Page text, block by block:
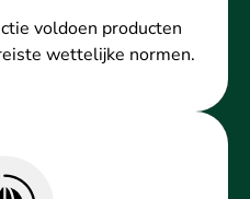
voldoen producten
wettelijke normen.